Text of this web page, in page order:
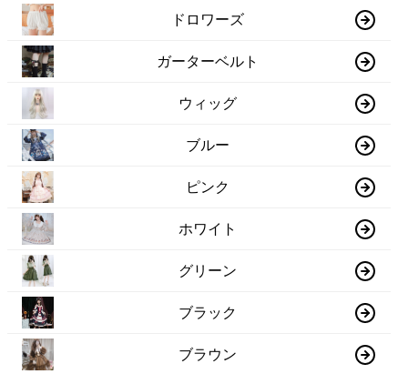
ドロワーズ
ガーターベルト
ウィッグ
ブルー
ピンク
ホワイト
グリーン
ブラック
ブラウン